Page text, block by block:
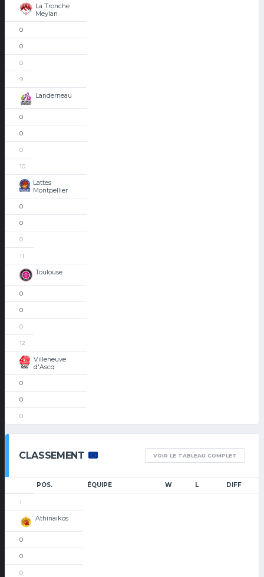
La Tronche
Meylan
0
0
0
9
Landerneau
0
0
0
10
Lattes
Montpellier
0
0
0
11
Toulouse
0
0
0
12
Villeneuve
d'Ascq
0
0
0
CLASSEMENT VOIR LE TABLEAU COMPLET
POS. ÉQUIPE W L DIFF
1
Athinaikos
0
0
0